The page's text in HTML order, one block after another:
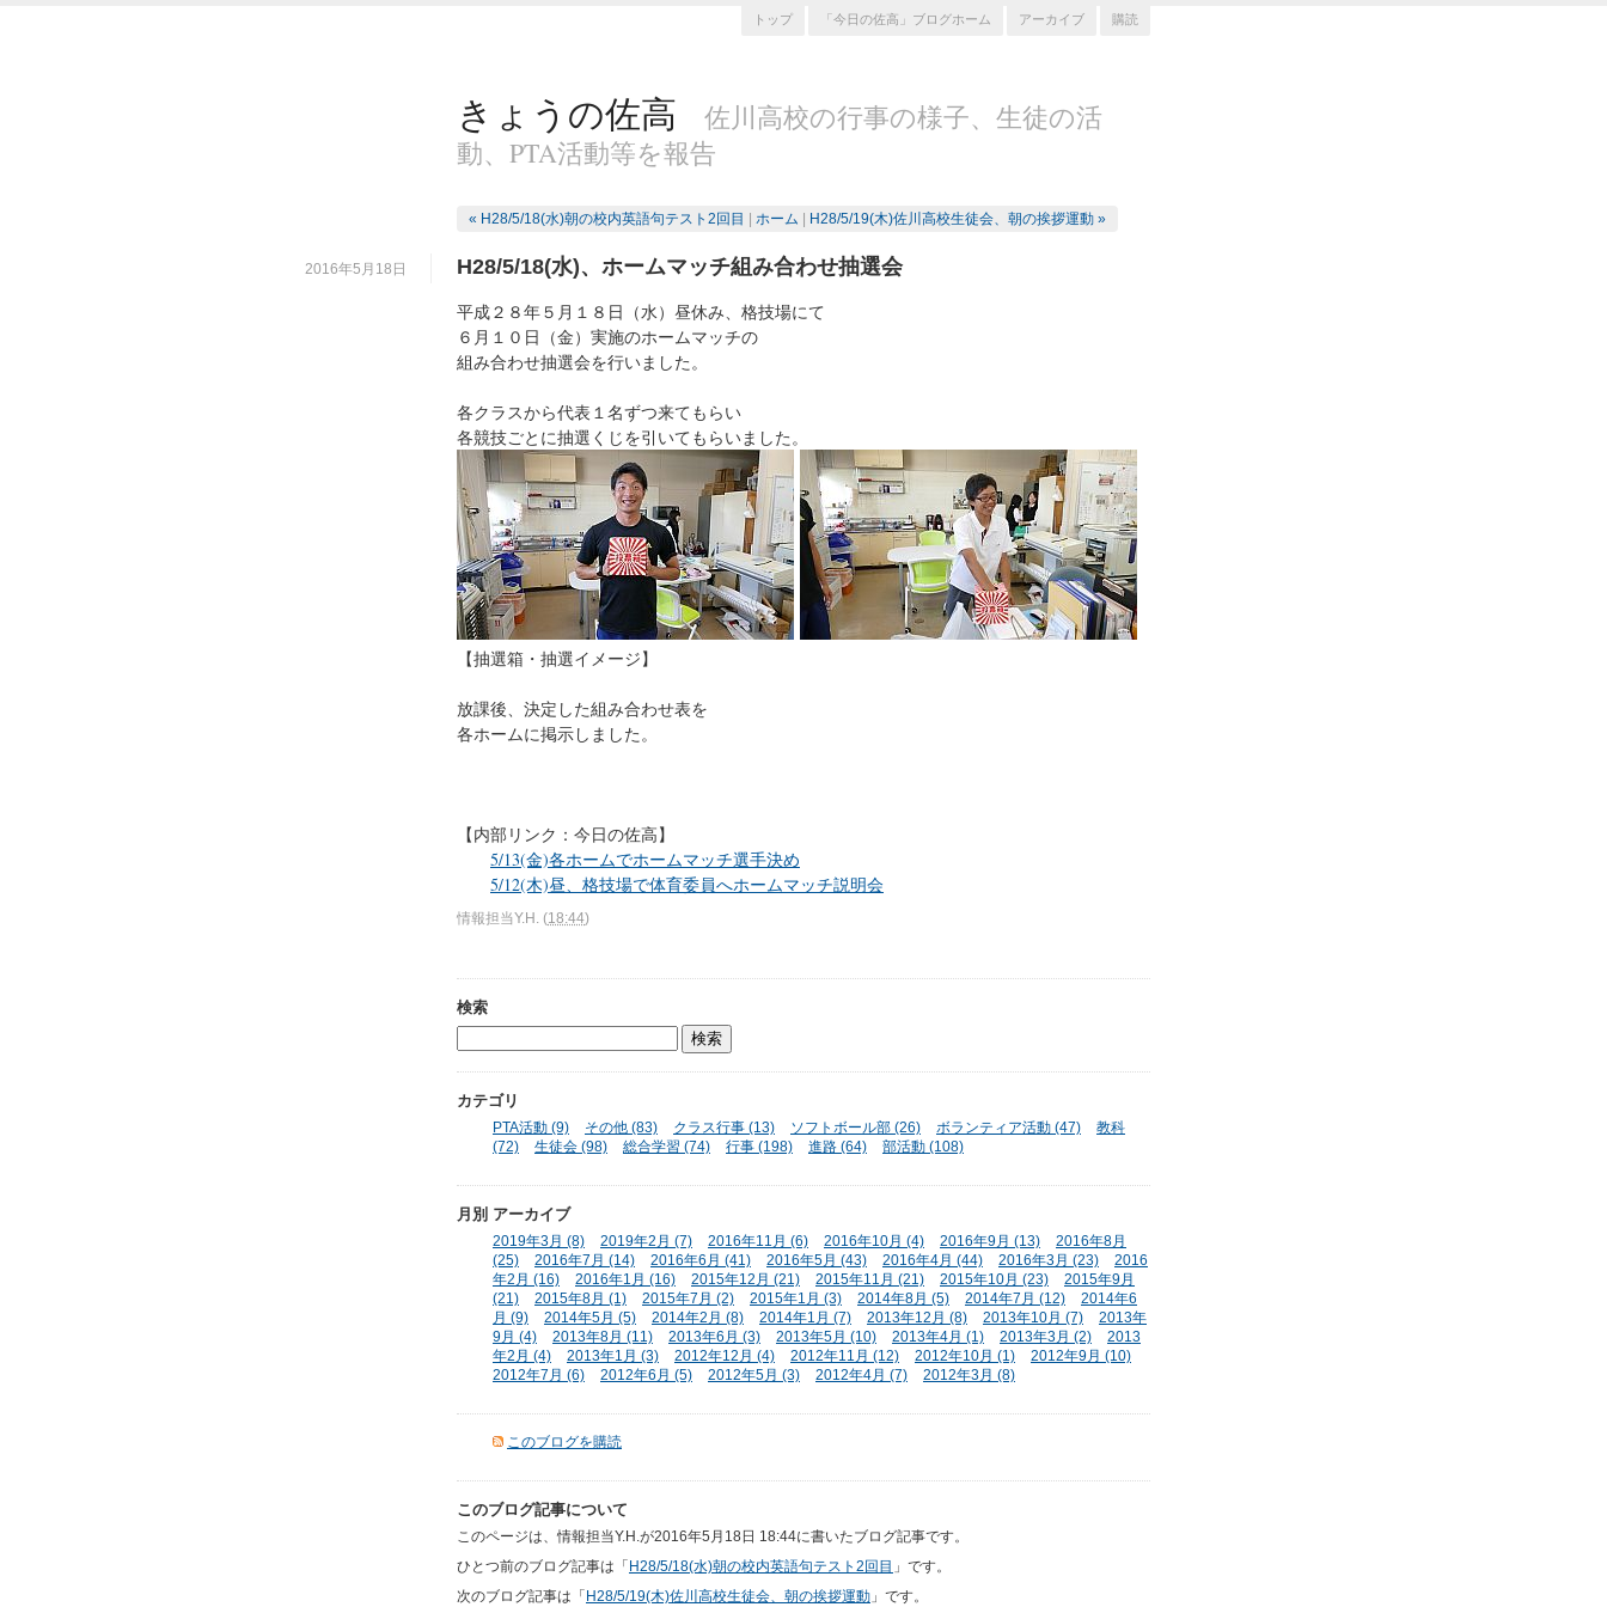
きょうの佐高
佐川高校の行事の様子、生徒の活
動、PTA活動等を報告
トップ 「今日の佐高」ブログホーム アーカイブ 購読
« H28/5/18(水)朝の校内英語句テスト2回目 ホーム H28/5/19(木)佐川高校生徒会、朝の挨拶運動 »
2016年5月18日 H28/5/18(水)、ホームマッチ組み合わせ抽選会
平成２８年５月１８日（水）昼休み、格技場にて
６月１０日（金）実施のホームマッチの
組み合わせ抽選会を行いました。
各クラスから代表１名ずつ来てもらい
各競技ごとに抽選くじを引いてもらいました。
【抽選箱・抽選イメージ】
放課後、決定した組み合わせ表を
各ホームに掲示しました。
【内部リンク：今日の佐高】
5/13(金)各ホームでホームマッチ選手決め
5/12(木)昼、格技場で体育委員へホームマッチ説明会
情報担当Y.H. (18:44)
検索
カテゴリ
PTA活動 (9) その他 (83) クラス行事 (13) ソフトボール部 (26) ボランティア活動 (47)
教科
(72)
生徒会 (98) 総合学習 (74) 行事 (198) 進路 (64) 部活動 (108)
月別 アーカイブ
2019年3月 (8) 2019年2月 (7) 2016年11月 (6) 2016年10月 (4) 2016年9月 (13)
2016年8月
(25)
2016年7月 (14) 2016年6月 (41) 2016年5月 (43) 2016年4月 (44) 2016年3月 (23)
2016
年2月 (16)
2016年1月 (16) 2015年12月 (21) 2015年11月 (21) 2015年10月 (23)
2015年9月
(21)
2015年8月 (1) 2015年7月 (2) 2015年1月 (3) 2014年8月 (5) 2014年7月 (12)
2014年6
月 (9)
2014年5月 (5) 2014年2月 (8) 2014年1月 (7) 2013年12月 (8) 2013年10月 (7)
2013年
9月 (4)
2013年8月 (11) 2013年6月 (3) 2013年5月 (10) 2013年4月 (1) 2013年3月 (2)
2013
年2月 (4)
2013年1月 (3) 2012年12月 (4) 2012年11月 (12) 2012年10月 (1)
2012年9月 (10)
2012年7月 (6)
2012年6月 (5) 2012年5月 (3) 2012年4月 (7) 2012年3月 (8)
このブログを購読
このブログ記事について
このページは、情報担当Y.H.が2016年5月18日 18:44に書いたブログ記事です。
ひとつ前のブログ記事は「 H28/5/18(水)朝の校内英語句テスト2回目 」です。
次のブログ記事は「 H28/5/19(木)佐川高校生徒会、朝の挨拶運動 」です。